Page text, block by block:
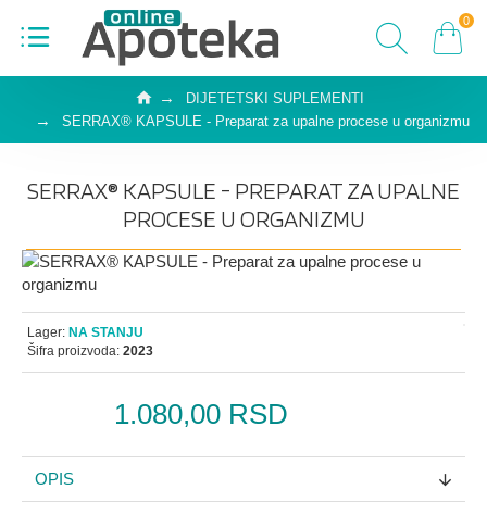
0
DIJETETSKI SUPLEMENTI
SERRAX® KAPSULE - Preparat za upalne procese u organizmu
SERRAX® KAPSULE - PREPARAT ZA UPALNE
PROCESE U ORGANIZMU
1.080,00 RSD
Lager: NA STANJU
Šifra proizvoda: 2023
OPIS